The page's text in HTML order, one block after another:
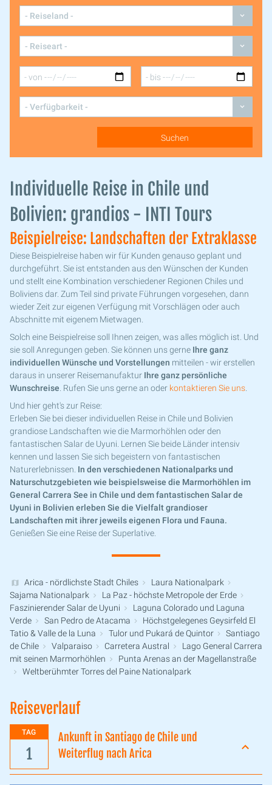
Individuelle Reise in Chile und
Bolivien: grandios - INTI Tours
Beispielreise: Landschaften der Extraklasse
Diese Beispielreise haben wir für Kunden genauso geplant und
durchgeführt. Sie ist entstanden aus den Wünschen der Kunden
und stellt eine Kombination verschiedener Regionen Chiles und
Boliviens dar. Zum Teil sind private Führungen vorgesehen, dann
wieder Zeit zur eigenen Verfügung mit Vorschlägen oder auch
Abschnitte mit eigenem Mietwagen.
Solch eine Beispielreise soll Ihnen zeigen, was alles möglich ist. Und
sie soll Anregungen geben. Sie können uns gerne Ihre ganz
individuellen Wünsche und Vorstellungen mitteilen - wir erstellen
daraus in unserer Reisemanufaktur Ihre ganz persönliche
Wunschreise . Rufen Sie uns gerne an oder kontaktieren Sie uns
Und hier geht's zur Reise:
Erleben Sie bei dieser individuellen Reise in Chile und Bolivien
grandiose Landschaften wie die Marmorhöhlen oder den
fantastischen Salar de Uyuni. Lernen Sie beide Länder intensiv
kennen und lassen Sie sich begeistern von fantastischen
Naturerlebnissen. In den verschiedenen Nationalparks und
Naturschutzgebieten wie beispielsweise die Marmorhöhlen im
General Carrera See in Chile und dem fantastischen Salar de
Uyuni in Bolivien erleben Sie die Vielfalt grandioser
Landschaften mit ihrer jeweils eigenen Flora und Fauna.
Genießen Sie eine Reise der Superlative.
Arica - nördlichste Stadt Chiles
Laura Nationalpark
Sajama Nationalpark
La Paz - höchste Metropole der Erde
Faszinierender Salar de Uyuni
Laguna Colorado und Laguna
Verde
San Pedro de Atacama
Höchstgelegenes Geysirfeld El
Tatio & Valle de la Luna
Tulor und Pukará de Quintor
Santiago
de Chile
Valparaiso Carretera Austral
Lago General Carrera
mit seinen Marmorhöhlen
Punta Arenas an der Magellanstraße
Weltberühmter Torres del Paine Nationalpark
Reiseverlauf
TAG
1
Ankunft in Santiago de Chile und
Weiterflug nach Arica